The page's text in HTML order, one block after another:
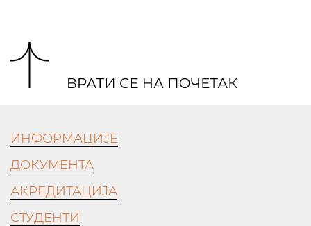
ИНФОРМАЦИЈЕ
ДОКУМЕНТА
АКРЕДИТАЦИЈА
СТУДЕНТИ